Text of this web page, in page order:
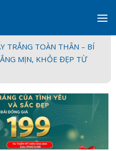
TRẮNG TOÀN THÂN – BÍ
MỊN, KHỎE ĐẸP TỪ